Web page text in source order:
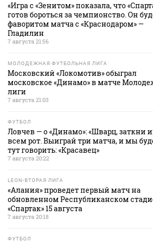
«Игра с «Зенитом» показала, что
готов бороться за чемпионство. Он
фаворитом матча с «Краснодаром» —
Гладилин
7 августа 21:56
МОЛОДЕЖНАЯ ФУТБОЛЬНАЯ ЛИГА
Московский «Локомотив» обыграл
московское «Динамо» в матче
лиги
7 августа 21:03
ФУТБОЛ
Ловчев — о «Динамо»: «Шварц, заткни
всем рот. Выиграй три матча, и мы
тут говорить: «Красавец»
7 августа 20:22
LEON-ВТОРАЯ ЛИГА
«Алания» проведет первый матч на
обновленном Республиканском
«Спартак» 15 августа
7 августа 20:18
ФУТБОЛ